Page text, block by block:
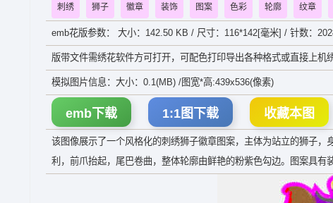
刺绣 狮子 徽章 装饰 图案 色彩 轮廓 纹章
emb花版参数： 大小：142.50 KB / 尺寸：116*142[毫米] / 针数：
版带文件需绣花软件方可打开，可配色打印导出各种格式或直接上机
模拟图片信息：大小：0.1(MB) /图宽*高:439x536(像素)
emb下载 1:1图下载 收藏本图
该图像展示了一个风格化的刺绣狮子徽章图案，主体为站立的狮子
利，前爪抬起，尾巴卷曲，整体轮廓由鲜艳的粉紫色勾边。图案具有